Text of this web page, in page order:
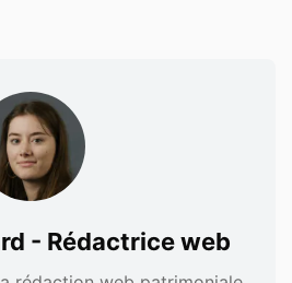
- Rédactrice web